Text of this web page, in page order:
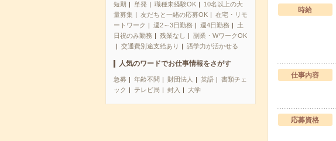
短期 単発 職種未経験OK
10名以上の大
量募集
友だちと一緒の応募OK
在宅・リモ
ートワーク
週2～3日勤務 週4日勤務
土
日祝のみ勤務
残業なし
副業・WワークOK
交通費別途支給あり
語学力が活かせる
人気のワードでお仕事情報をさがす
急募 年齢不問 財団法人 英語
書類チェ
ック
テレビ局 封入 大学
時給
仕事内容
応募資格